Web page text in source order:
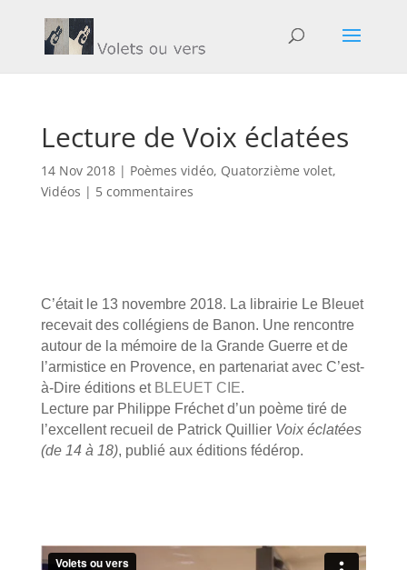
Lecture de Voix éclatées
14 Nov 2018| Poèmes vidéo, Quatorzième volet,
Vidéos | 5 commentaires
C’était le 13 novembre 2018. La librairie Le Bleuet
recevait des collégiens de Banon. Une rencontre
autour de la mémoire de la Grande Guerre et de
l’armistice en Provence, en partenariat avec C’est-
à-Dire éditions et BLEUET CIE.
Lecture par Philippe Fréchet d’un poème tiré de
l’excellent recueil de Patrick Quillier Voix éclatées
(de 14 à 18), publié aux éditions fédérop.